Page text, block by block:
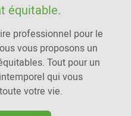
équitable.
professionnel pour le
vous proposons un
Tout pour un
qui vous
votre vie.